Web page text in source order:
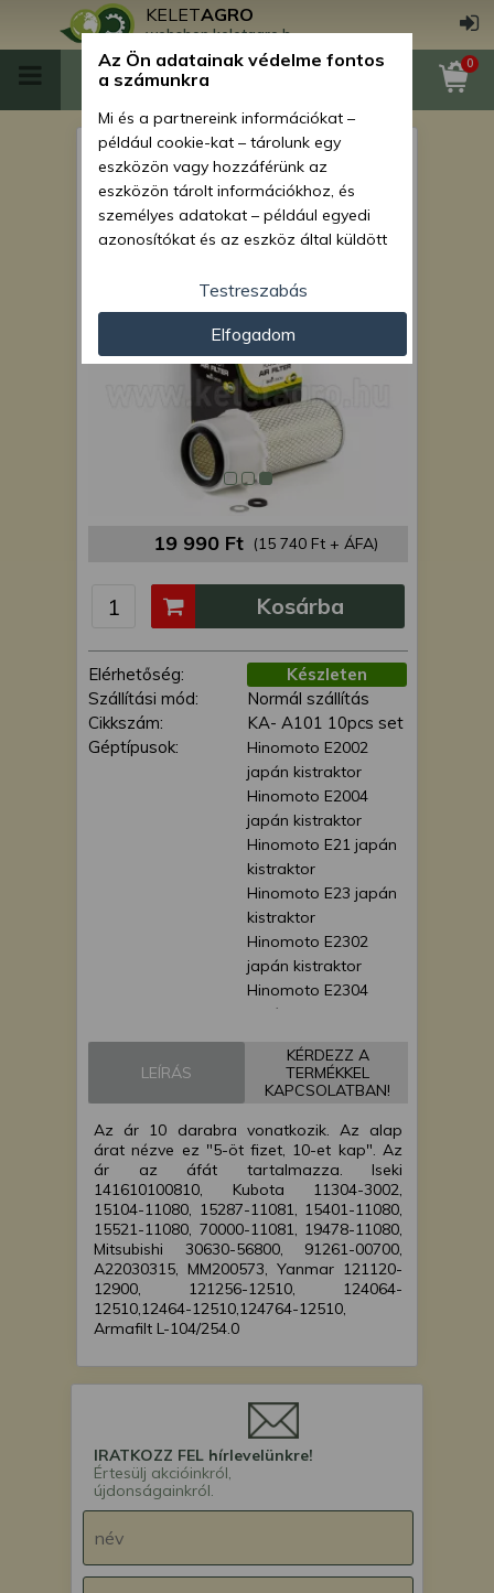
KELETAGRO
webshop.keletagro.hu
0
légszűrő betét japán
kistraktorokhoz KA-A101 10
darabos csomag, SZUPER
ÁRON!
19 990 Ft (15 740 Ft + ÁFA)
Elérhetőség:
Készleten
Szállítási mód:
Normál szállítás
Cikkszám:
KA- A101 10pcs set
Géptípusok:
Hinomoto E2002
japán kistraktor
Hinomoto E2004
japán kistraktor
Hinomoto E21 japán
kistraktor
Hinomoto E23 japán
kistraktor
Hinomoto E2302
japán kistraktor
Hinomoto E2304
japán kistraktor
kistraktor
Hinomoto E25 japán
Hinomoto E25D
japán kistraktor
Hinomoto E2602
japán kistraktor
Hinomoto E2604
japán kistraktor
Hinomoto E262 japán
kistraktor
kistraktor
Hinomoto E322 japán
kistraktor
Hinomoto E394 japán
Kosárba
LEÍRÁS
KÉRDEZZ A
TERMÉKKEL
KAPCSOLATBAN!
Az ár 10 darabra vonatkozik. Az alap
árat nézve ez "5-öt fizet, 10-et kap". Az
ár az áfát tartalmazza. Iseki
141610100810, Kubota 11304-3002,
15104-11080, 15287-11081, 15401-11080,
15521-11080, 70000-11081, 19478-11080,
Mitsubishi 30630-56800, 91261-00700,
A22030315, MM200573, Yanmar 121120-
12900, 121256-12510, 124064-
12510,12464-12510,124764-12510,
Armafilt L-104/254.0
IRATKOZZ FEL hírlevelünkre!
Értesülj akcióinkról,
újdonságainkról.
Az Ön adatainak védelme fontos
a számunkra
Mi és a partnereink információkat –
például cookie-kat – tárolunk egy
eszközön vagy hozzáférünk az
eszközön tárolt információkhoz, és
személyes adatokat – például egyedi
azonosítókat és az eszköz által küldött
személyre szabott hirdetések és
tartalom nyújtásához, hirdetés- és
tartalomméréshez, nézettségi adatok
gyűjtéséhez, valamint termékek
kifejlesztéséhez és a termékek
javításához. Az Ön engedélyével mi és a
partnereink eszközleolvasásos
módszerrel szerzett pontos geolokációs
adatokat és azonosítási információkat
is felhasználhatunk. A megfelelő helyre
kattintva hozzájárulhat ahhoz, hogy mi
és a partnereink a fent leírtak szerint
lehetőségként a hozzájárulás
megadása vagy elutasítása előtt
részletesebb információkhoz juthat, és
megváltoztathatja beállításait. Felhívjuk
figyelmét, hogy személyes adatainak
bizonyos kezeléséhez nem feltétlenül
szükséges az Ön hozzájárulása, de
jogában áll tiltakozni az ilyen jellegű
adatkezelés ellen. A beállításai csak erre
a weboldalra érvényesek. Erre a
webhelyre visszatérve vagy az
adatvédelmi szabályzatunk segítségével
bármikor megváltoztathatja a
Testreszabás
Elfogadom